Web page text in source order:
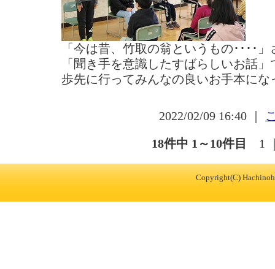
「今は昔、竹取の翁というもの････
「聞き手を意識したすばらしいお話
歩先に行ってみんなの良いお手本にな
2022/02/09 16:40 ｜
18件中 1～10件目 1
Copyright(C)